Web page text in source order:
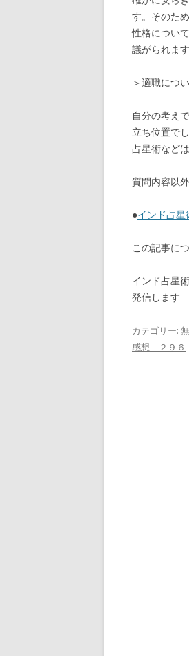
す。そのた
性格につい
議がられま
＞適職につ
自分の考え
立ち位置で
占星術など
質問内容以
●インド占
この記事に
インド占星
発信します
カテゴリー:
感想 ２９６